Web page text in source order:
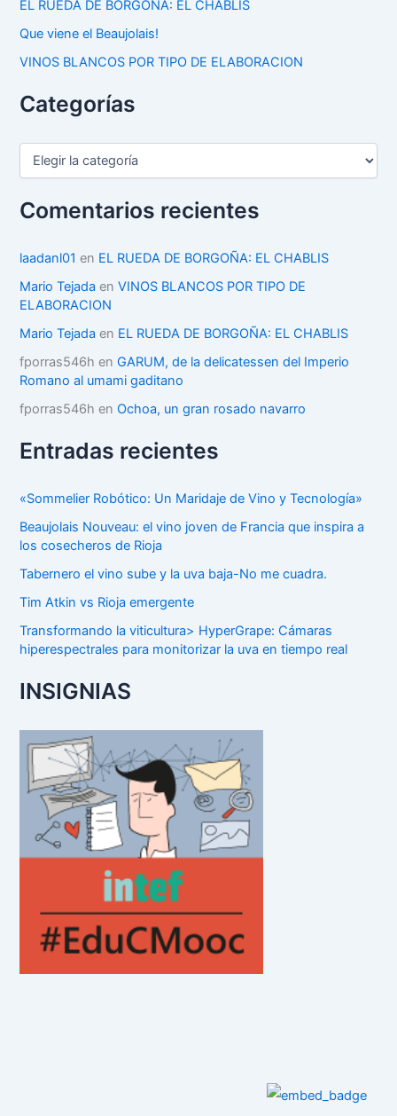
EL RUEDA DE BORGOÑA: EL CHABLIS
Que viene el Beaujolais!
VINOS BLANCOS POR TIPO DE ELABORACION
Categorías
C
e
g
r
a
s
Comentarios recientes
laadanl01 en EL RUEDA DE BORGOÑA: EL CHABLIS
Mario Tejada enVINOS BLANCOS POR TIPO DE
ELABORACION
Mario Tejada en EL RUEDA DE BORGOÑA: EL CHABLIS
fporras546h en GARUM, de la delicatessen del Imperio
Romano al umami gaditano
fporras546h en Ochoa, un gran rosado navarro
Entradas recientes
«Sommelier Robótico: Un Maridaje de Vino y Tecnología»
Beaujolais Nouveau: el vino joven de Francia que inspira a
los cosecheros de Rioja
Tabernero el vino sube y la uva baja-No me cuadra.
Tim Atkin vs Rioja emergente
Transformando la viticultura> HyperGrape: Cámaras
hiperespectrales para monitorizar la uva en tiempo real
INSIGNIAS